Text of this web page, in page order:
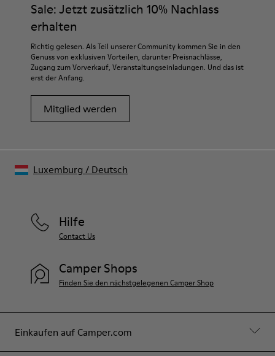
Sale: Jetzt zusätzlich 10% Nachlass
erhalten
Richtig gelesen. Als Teil unserer Community kommen Sie in den
Genuss von exklusiven Vorteilen, darunter Preisnachlässe,
Zugang zum Vorverkauf, Veranstaltungseinladungen. Und das ist
erst der Anfang.
Mitglied werden
Einkaufen auf Camper.com
Hilfe
Contact Us
Camper Shops
Finden Sie den nächstgelegenen Camper Shop
Luxemburg / Deutsch